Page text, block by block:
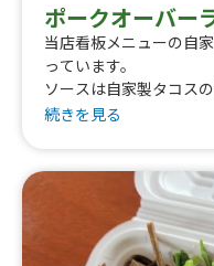
ポークオーバー
当店看板メニューの自
っています。
ソースは自家製タコス
ソースがかかっています
続きを見る